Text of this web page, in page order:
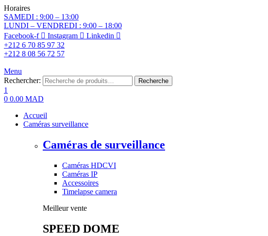
Horaires
SAMEDI : 9:00 – 13:00
LUNDI – VENDREDI : 9:00 – 18:00
Facebook-f
Instagram
Linkedin
+212 6 70 85 97 32
+212 8 08 56 72 57
Menu
Rechercher:
Recherche
1
0 0.00 MAD
Accueil
Caméras surveillance
Caméras de surveillance
Caméras HDCVI
Caméras IP
Accessoires
Timelapse camera
Meilleur vente
SPEED DOME